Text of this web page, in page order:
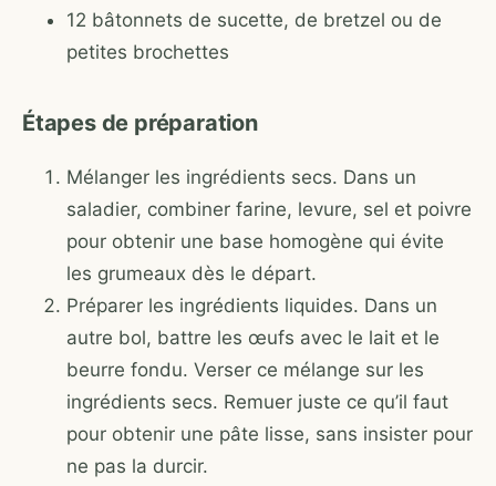
12 bâtonnets de sucette, de bretzel ou de
petites brochettes
Étapes de préparation
Mélanger les ingrédients secs. Dans un
saladier, combiner farine, levure, sel et poivre
pour obtenir une base homogène qui évite
les grumeaux dès le départ.
Préparer les ingrédients liquides. Dans un
autre bol, battre les œufs avec le lait et le
beurre fondu. Verser ce mélange sur les
ingrédients secs. Remuer juste ce qu’il faut
pour obtenir une pâte lisse, sans insister pour
ne pas la durcir.